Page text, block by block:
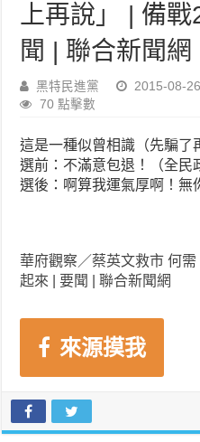
上再說」 | 備
聞 | 聯合新聞網
黑特民進黨 2015-08-26
70 點擊數
這是一種似曾相識（先騙了
選前：不滿意包退！（全民
選後：啊算我運氣厚啊！無
華府觀察／蔡英文救市 何
起來 | 要聞 | 聯合新聞網
來源摸我